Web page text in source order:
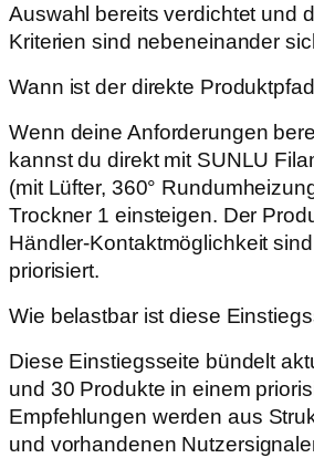
Auswahl bereits verdichtet und
Kriterien sind nebeneinander
Wann ist der direkte
Wenn deine Anforderungen
kannst du direkt mit SUNLU
(mit Lüfter, 360°
Trockner 1 einsteigen. Der
Händler-Kontaktmöglichkeit
priorisiert.
Wie belastbar ist diese
Diese Einstiegsseite bündelt
und 30 Produkte in einem
Empfehlungen werden aus
und vorhandenen